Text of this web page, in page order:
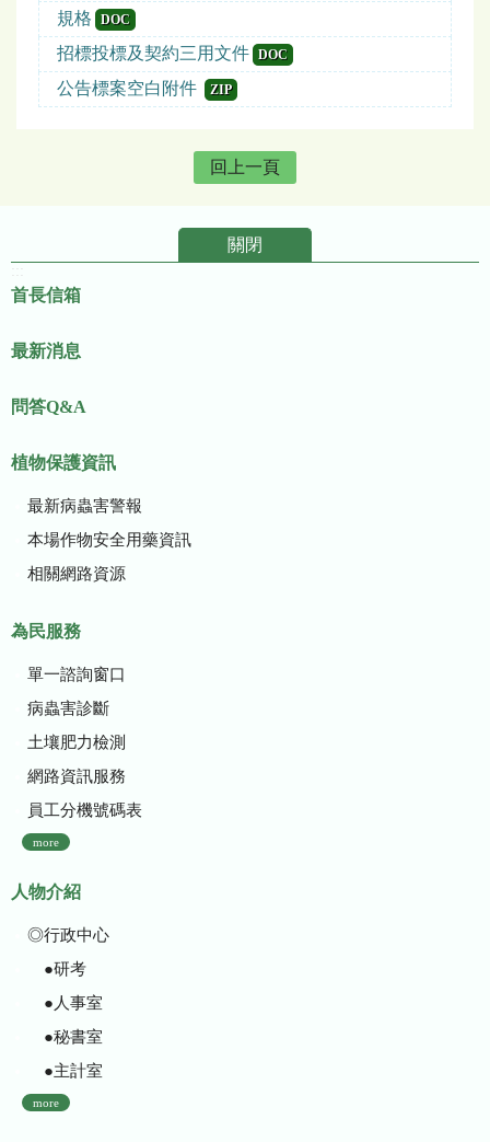
規格 DOC
招標投標及契約三用文件 DOC
公告標案空白附件 ZIP
回上一頁
關閉
首長信箱
最新消息
問答Q&A
植物保護資訊
最新病蟲害警報
本場作物安全用藥資訊
相關網路資源
為民服務
單一諮詢窗口
病蟲害診斷
土壤肥力檢測
網路資訊服務
員工分機號碼表
more
人物介紹
◎行政中心
●研考
●人事室
●秘書室
●主計室
more